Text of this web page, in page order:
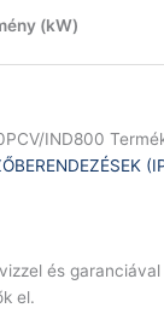
(kW)
IND800
és
el.